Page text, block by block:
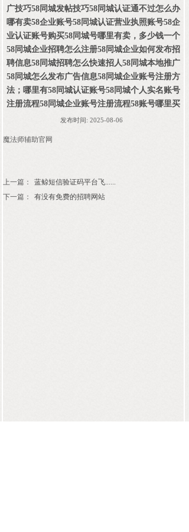
广技巧58同城发帖技巧58同城认证通不过怎么办
哪有卖58企业账号58同城认证营业执照账号58企
业认证账号购买58同城号哪里有卖，多少钱一个
58同城企业招聘怎么注册58同城企业如何发布招
聘信息58同城招聘怎么快速招人58同城本地推广
58同城怎么发布广告信息58同城企业账号注册方
法；哪里有58同城认证账号58同城个人实名账号
注册流程58同城企业账号注册流程58账号哪里买
发布时间: 2025-08-06
魔法师辅助官网
上一篇：
蓝鲸短信验证码平台飞......
下一篇：
有没有免费的招聘网站